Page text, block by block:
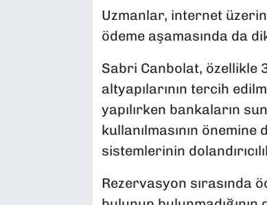
Uzmanlar, internet
ödeme aşamasında da
Sabri Canbolat, özellikle
altyapılarının tercih
yapılırken bankaların
kullanılmasının
sistemlerinin
Rezervasyon sırasında